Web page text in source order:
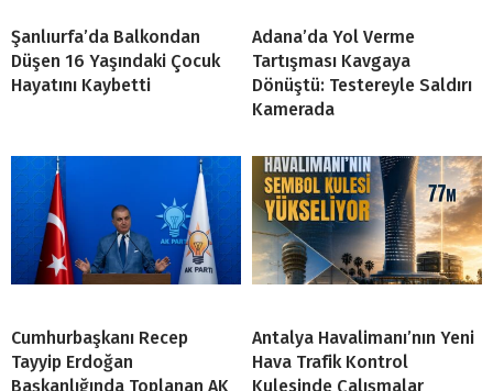
Şanlıurfa’da Balkondan
Düşen 16 Yaşındaki Çocuk
Hayatını Kaybetti
Adana’da Yol Verme
Tartışması Kavgaya
Dönüştü: Testereyle Saldırı
Kamerada
Cumhurbaşkanı Recep
Tayyip Erdoğan
Başkanlığında Toplanan AK
Antalya Havalimanı’nın Yeni
Hava Trafik Kontrol
Kulesinde Çalışmalar